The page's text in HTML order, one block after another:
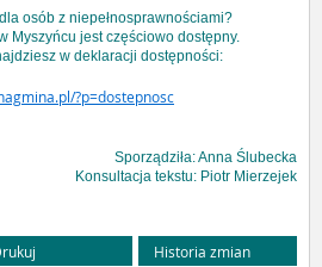
osób z niepełnosprawnościami?
Myszyńcu jest częściowo dostępny.
w deklaracji dostępności:
?p=dostepnosc
Sporządziła: Anna Ślubecka
Konsultacja tekstu: Piotr Mierzejek
Historia zmian